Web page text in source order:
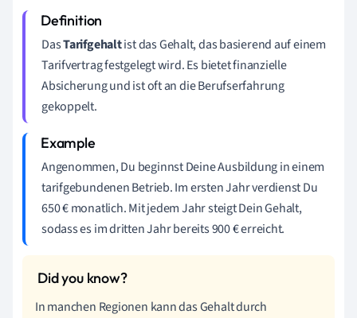
DasTarifgehaltist das Gehalt, das basierend auf einem
Tarifvertrag festgelegt wird. Es bietet finanzielle
Absicherung und ist oft an die Berufserfahrung
gekoppelt.
Angenommen, Du beginnst Deine Ausbildung in einem
tarifgebundenen Betrieb. Im ersten Jahr verdienst Du
650 € monatlich. Mit jedem Jahr steigt Dein Gehalt,
sodass es im dritten Jahr bereits 900 € erreicht.
In manchen Regionen kann das Gehalt durch